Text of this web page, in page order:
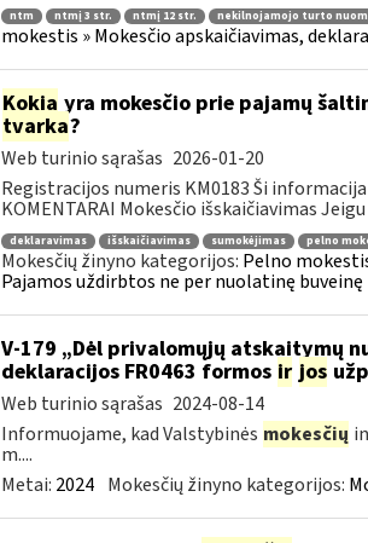
ntm ntmį 3 str. ntmį 12 str. nekilnojamojo turto
mokestis » Mokesčio apskaičiavimas,
Kokiayra mokesčio prie pajamų
tvarka?
Web turinio sąrašas 2026-01-20
Registracijos numeris KM0183 Ši
KOMENTARAI Mokesčio išskaičiavimas
deklaravimas išskaičiavimas sumokėjimas pelno
Mokesčių žinyno kategorijos: Pelno
Pajamos uždirbtos ne per nuolatinę buveinę
V-179 „Dėl privalomųjų atskaitymų
deklaracijos FR0463 formos ir jos
Web turinio sąrašas 2024-08-14
Informuojame, kad Valstybinės mokesčių
m....
Metai: 2024 Mokesčių žinyno kategorijos: